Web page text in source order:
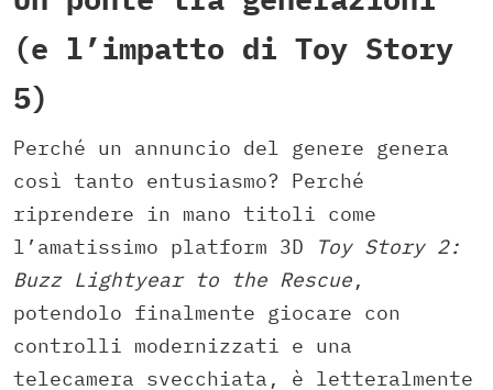
(e l’impatto di Toy Story
5)
Perché un annuncio del genere genera
così tanto entusiasmo? Perché
riprendere in mano titoli come
l’amatissimo platform 3D
Toy Story 2:
Buzz Lightyear to the Rescue,
potendolo finalmente giocare con
controlli modernizzati e una
telecamera svecchiata, è letteralmente